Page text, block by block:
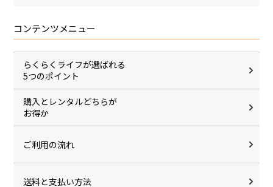
コンテンツメニュー
らくらくライフが選ばれる
5つのポイント
購入とレンタルどちらが
お得か
ご利用の流れ
送料と支払い方法